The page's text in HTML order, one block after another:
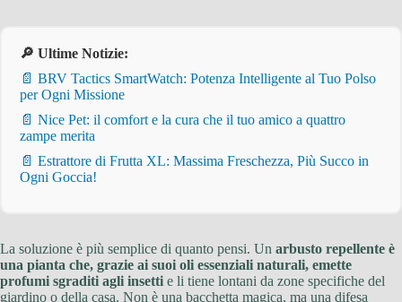
🔎 Ultime Notizie:
📄 BRV Tactics SmartWatch: Potenza Intelligente al Tuo Polso
per Ogni Missione
📄 Nice Pet: il comfort e la cura che il tuo amico a quattro
zampe merita
📄 Estrattore di Frutta XL: Massima Freschezza, Più Succo in
Ogni Goccia!
La soluzione è più semplice di quanto pensi. Un arbusto repellente è
una pianta che, grazie ai suoi oli essenziali naturali, emette
profumi sgraditi agli insetti e li tiene lontani da zone specifiche del
giardino o della casa. Non è una bacchetta magica, ma una difesa